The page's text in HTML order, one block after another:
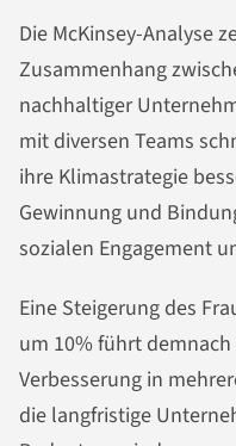
Die McKinsey-Analyse
Zusammenhang
nachhaltiger
mit diversen Teams
ihre Klimastrategie
Gewinnung und
sozialen Engagement
Eine Steigerung des
um 10% führt
Verbesserung in
die langfristige